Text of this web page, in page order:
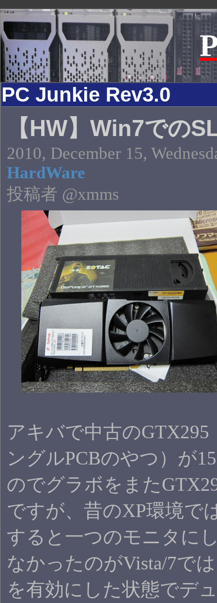
PC Junkie Rev3.0
【HW】Win7での
2010, December 15,
HardWare
投稿者 @xmms
アキバで中古の
ングルPCBのやつ）が
のでグラボをまた
ですが、昔のXP環境で
すると一つのモニタに
なかったのがVista/7で
を有効にした状態でデ